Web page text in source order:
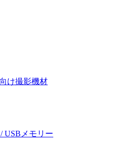
け撮影機材
USBメモリー